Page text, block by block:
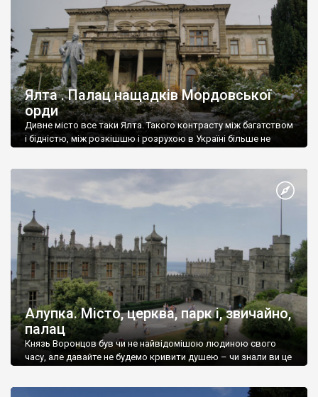
Ялта . Палац нащадків Мордовської
орди
Дивне місто все таки Ялта. Такого контрасту між багатством
і бідністю, між розкішшю і розрухою в Україні більше не
Алупка. Місто, церква, парк і, звичайно,
палац
Князь Воронцов був чи не найвідомішою людиною свого
часу, але давайте не будемо кривити душею – чи знали ви це